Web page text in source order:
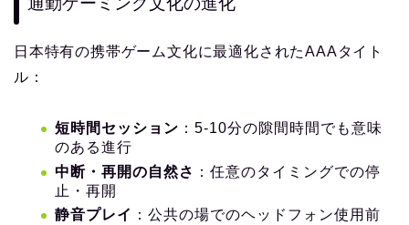
日本特有の携帯ゲーム文化に最適化されたAAAタイト
ル：
短時間セッション ：5-10分の隙間時間でも意味
のある進行
中断・再開の自然さ ：任意のタイミングでの停
止・再開
静音プレイ ：公共の場でのヘッドフォン使用前